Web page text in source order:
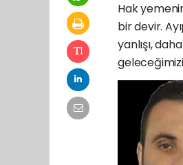
Hak
bir devir.
yanlışı,